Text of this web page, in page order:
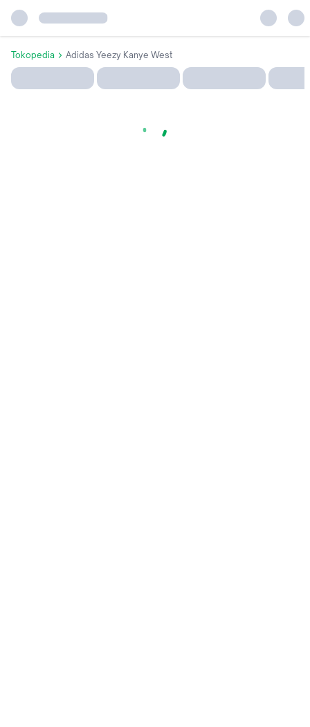
Tokopedia Adidas Yeezy Kanye West